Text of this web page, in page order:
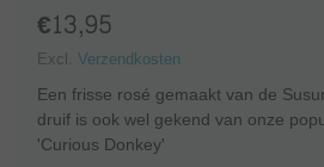
€13,95
Excl. Verzendkosten
Een frisse rosé gemaakt van de
druif is ook wel gekend van onze
'Curious Donkey'